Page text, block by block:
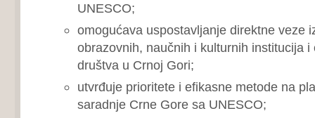
UNESCO;
omogućava uspostavljanje direktne veze
obrazovnih, naučnih i kulturnih institucija
društva u Crnoj Gori;
utvrđuje prioritete i efikasne metode na
saradnje Crne Gore sa UNESCO;